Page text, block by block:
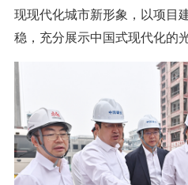
现现代化城市新形象，以项目
稳，充分展示中国式现代化的